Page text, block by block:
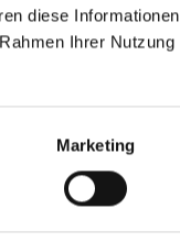
diese Informationen
Ihrer Nutzung
Marketing